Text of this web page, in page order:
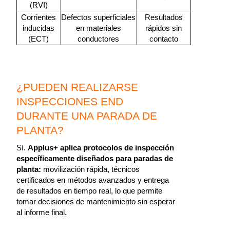
(RVI)
Corrientes
inducidas
(ECT)
Defectos superficiales
en materiales
conductores
Resultados
rápidos sin
contacto
¿PUEDEN REALIZARSE
INSPECCIONES END
DURANTE UNA PARADA DE
PLANTA?
Sí. Applus+ aplica protocolos de inspección
específicamente diseñados para paradas de
planta: movilización rápida, técnicos
certificados en métodos avanzados y entrega
de resultados en tiempo real, lo que permite
tomar decisiones de mantenimiento sin esperar
al informe final.